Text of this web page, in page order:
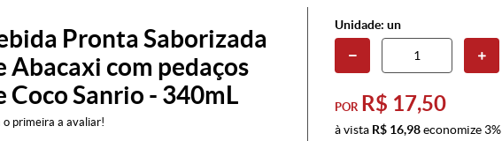
Pronta Saborizada
Abacaxi com pedaços
Coco Sanrio - 340mL
o primeira a avaliar!
Unidade: un
POR R$ 17,50
à vista R$ 16,98economize 3%